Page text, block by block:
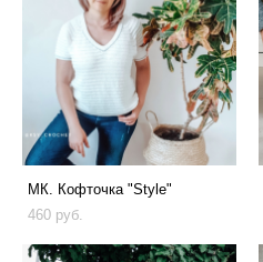
МК. Кофточка "Style"
460 pуб.